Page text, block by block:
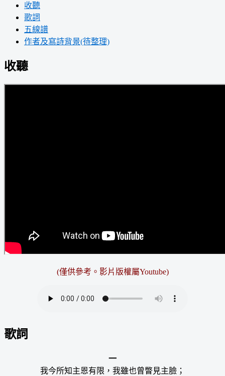
收聽
歌詞
五線譜
作者及寫詩背景(待整理)
收聽
(僅供參考。影片版權屬Youtube)
歌詞
一
我今所知主恩有限，我雖也曾瞥見主臉；